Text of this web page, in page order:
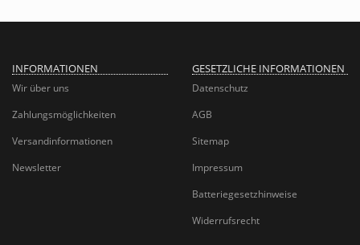
INFORMATIONEN
Wir über uns
Zahlungsmöglichkeiten
Versandinformationen
Newsletter
GESETZLICHE INFORMATIONEN
Datenschutz
AGB
Sitemap
Impressum
Batteriegesetzhinweise
Widerrufsrecht